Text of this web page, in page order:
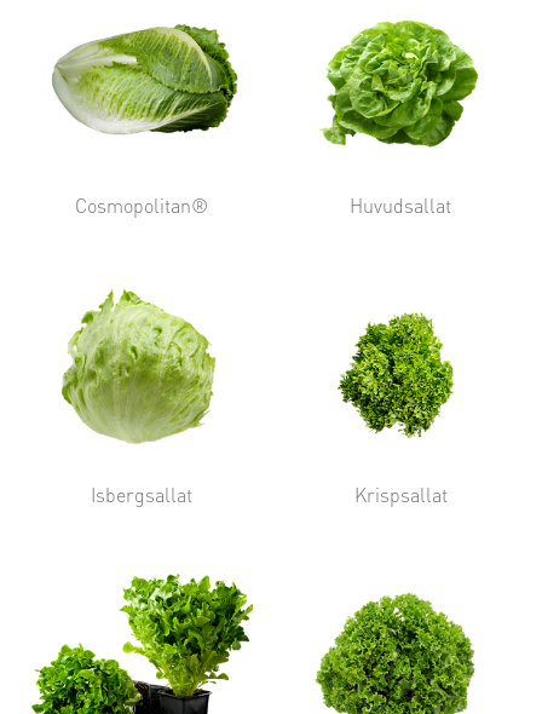
Cosmopolitan® Huvudsallat
Isbergsallat Krispsallat